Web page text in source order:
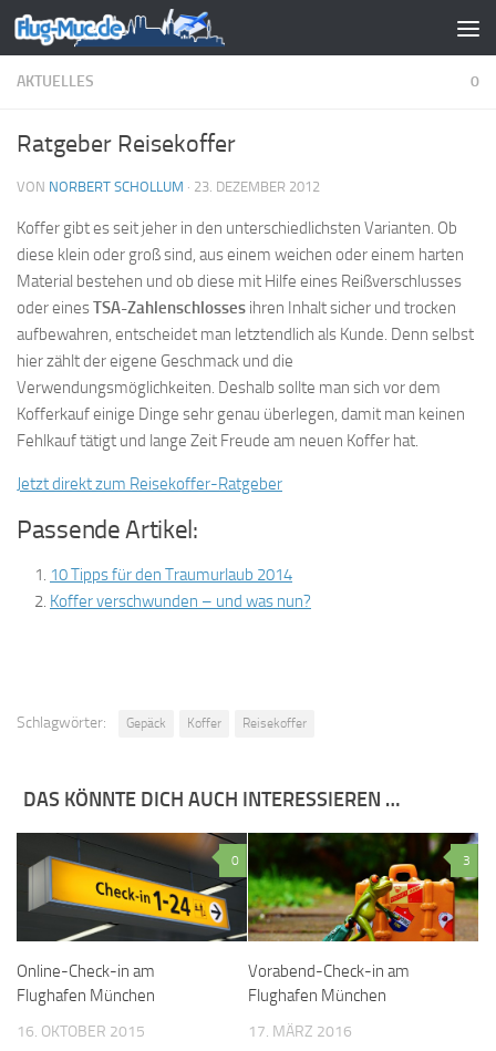
Zum Inhalt springen
AKTUELLES 0
Ratgeber Reisekoffer
VON NORBERT SCHOLLUM · 23. DEZEMBER 2012
Koffer gibt es seit jeher in den unterschiedlichsten Varianten. Ob
diese klein oder groß sind, aus einem weichen oder einem harten
Material bestehen und ob diese mit Hilfe eines Reißverschlusses
oder einesTSA-Zahlenschlosses ihren Inhalt sicher und trocken
aufbewahren, entscheidet man letztendlich als Kunde. Denn selbst
hier zählt der eigene Geschmack und die
Verwendungsmöglichkeiten. Deshalb sollte man sich vor dem
Kofferkauf einige Dinge sehr genau überlegen, damit man keinen
Fehlkauf tätigt und lange Zeit Freude am neuen Koffer hat.
Jetzt direkt zum Reisekoffer-Ratgeber
Passende Artikel:
10 Tipps für den Traumurlaub 2014
Koffer verschwunden – und was nun?
Schlagwörter: Gepäck Koffer Reisekoffer
DAS KÖNNTE DICH AUCH INTERESSIEREN …
0
Online-Check-in am
Flughafen München
16. OKTOBER 2015
3
Vorabend-Check-in am
Flughafen München
17. MÄRZ 2016